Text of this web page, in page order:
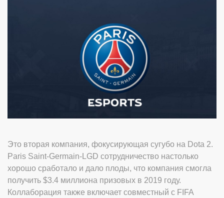
Это вторая компания, фокусирующая сугубо на Dota 2.
Paris Saint-Germain-LGD сотрудничество настолько
хорошо сработало и дало плоды, что компания смогла
получить $3.4 миллиона призовых в 2019 году.
Коллаборация также включает совместный с FIFA